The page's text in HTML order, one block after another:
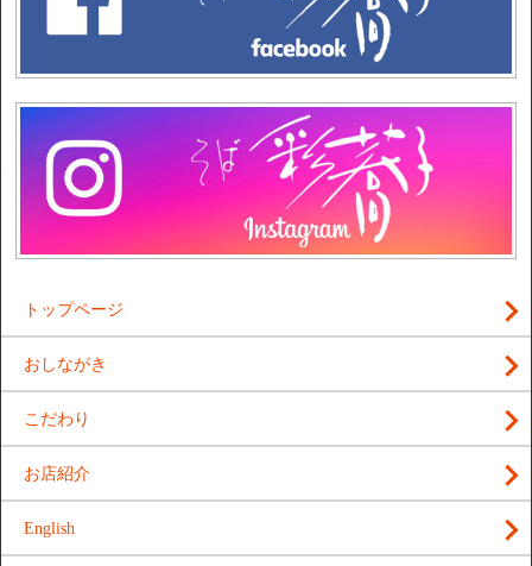
トップページ
おしながき
こだわり
お店紹介
English